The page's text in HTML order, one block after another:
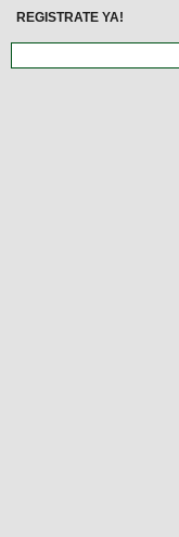
REGISTRATE YA!